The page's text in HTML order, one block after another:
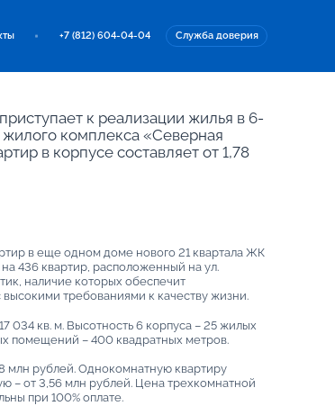
+7 (812) 604-04-04 Служба доверия
к реализации жилья в 6-
комплекса «Северная
в корпусе составляет от 1,78
в еще одном доме нового 21 квартала ЖК
436 квартир, расположенный на ул.
наличие которых обеспечит
требованиями к качеству жизни.
034 кв. м. Высотность 6 корпуса – 25 жилых
помещений – 400 квадратных метров.
млн рублей. Однокомнатную квартиру
– от 3,56 млн рублей. Цена трехкомнатной
при 100% оплате.